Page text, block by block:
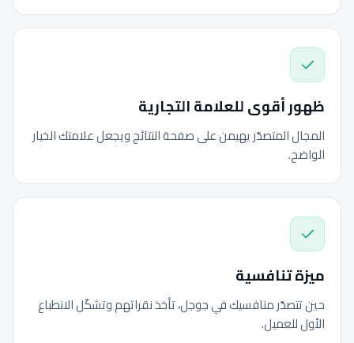
ظهور أقوى للعلامة التجارية
المجال المتصدّر يهيمن على صفحة النتائج ويجعل علامتك الخيار
الواضح.
ميزة تنافسية
حين تتصدّر منافسيك في جوجل، تأخذ نقراتهم وتشكّل الانطباع
الأول للعميل.